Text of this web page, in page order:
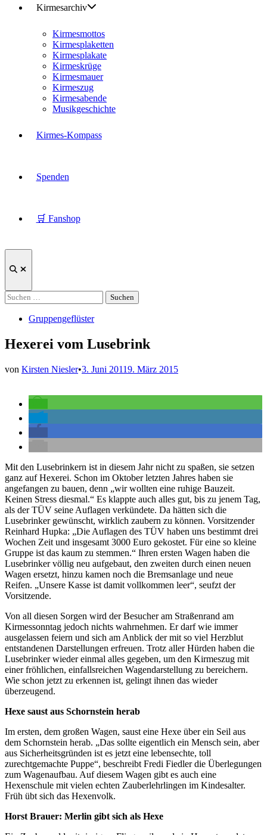
Kirmesarchiv
Kirmesmottos
Kirmesplaketten
Kirmesplakate
Kirmeskrüge
Kirmesmauer
Kirmeszug
Kirmesabende
Musikgeschichte
Kirmes-Kompass
Spenden
🛒 Fanshop
Suche
Suchen
nach:
Veröffentlicht
Gruppengeflüster
Hexerei vom Lusebrink
von Kirsten Niesler•3. Juni 20119. März 2015
Mit den Lusebrinkern ist in diesem Jahr nicht zu spaßen, sie setzen
ganz auf Hexerei. Schon im Oktober letzten Jahres haben sie
angefangen zu bauen, denn „wir wollten eine ruhige Bauzeit.
Keinen Stress diesmal.“ Es klappte auch alles gut, bis zu jenem Tag,
als der TÜV seine Auflagen verkündete. Da hätten sich die
Lusebrinker gewünscht, wirklich zaubern zu können. Vorsitzender
Reinhard Hupka: „Die Auflagen des TÜV haben uns bestimmt drei
Wochen Zeit und insgesamt 3000 Euro gekostet. Für eine so kleine
Gruppe ist das kaum zu stemmen.“ Ihren ersten Wagen haben die
Lusebrinker völlig neu aufgebaut, den zweiten durch einen neuen
Wagen ersetzt, hinzu kamen noch die Bremsanlage und neue
Reifen. „Unsere Kasse ist damit vollkommen leer“, seufzt der
Vorsitzende.
Von all diesen Sorgen wird der Besucher am Straßenrand am
Kirmessonntag jedoch nichts wahrnehmen. Er darf wie immer
ausgelassen feiern und sich am Anblick der mit so viel Herzblut
entstandenen Darstellungen erfreuen. Trotz aller Hürden haben die
Lusebrinker wieder einmal alles gegeben, um den Kirmeszug mit
einer fröhlichen, einfallsreichen Wagendarstellung zu bereichern.
Wie schon jetzt zu erkennen ist, gelingt ihnen das wieder
überzeugend.
Hexe saust aus Schornstein herab
Im ersten, dem großen Wagen, saust eine Hexe über ein Seil aus
dem Schornstein herab. „Das sollte eigentlich ein Mensch sein, aber
aus Sicherheitsgründen ist es jetzt eine lebensechte, toll
zurechtgemachte Puppe“, beschreibt Fredi Fiedler die Überlegungen
zum Wagenaufbau. Auf diesem Wagen gibt es auch eine
Hexenschule mit vielen echten Zauberlehrlingen im Kindesalter.
Früh übt sich das Hexenvolk.
Horst Brauer: Merlin gibt sich als Hexe